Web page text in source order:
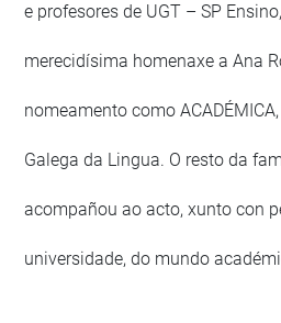
e profesores de UGT – SP
merecidísima homenaxe a Ana
nomeamento como
Galega da Lingua. O resto da
acompañou ao acto, xunto con
universidade, do mundo